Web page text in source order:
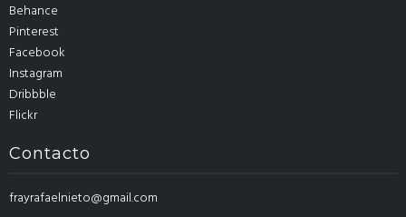
Behance
Pinterest
Facebook
Instagram
Dribbble
Flickr
Contacto
frayrafaelnieto@gmail.com